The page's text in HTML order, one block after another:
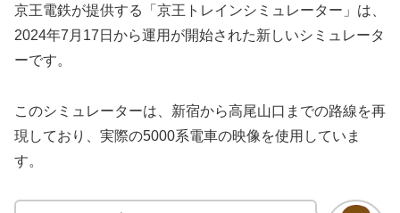
京王電鉄が提供する「京王トレインシミュレーター」は、
2024年7月17日から運用が開始された新しいシミュレータ
ーです。
このシミュレーターは、新宿から高尾山口までの路線を再
現しており、実際の5000系電車の映像を使用していま
す。